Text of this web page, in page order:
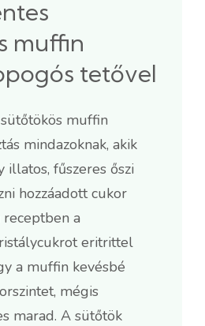
muffin
tetővel
muffin
mindazoknak, akik
illatos, fűszeres őszi
hozzáadott cukor
a
eritrittel
a muffin kevésbé
mégis
marad. A sütőtök